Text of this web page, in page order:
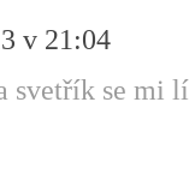
v 21:04
svetřík se mi